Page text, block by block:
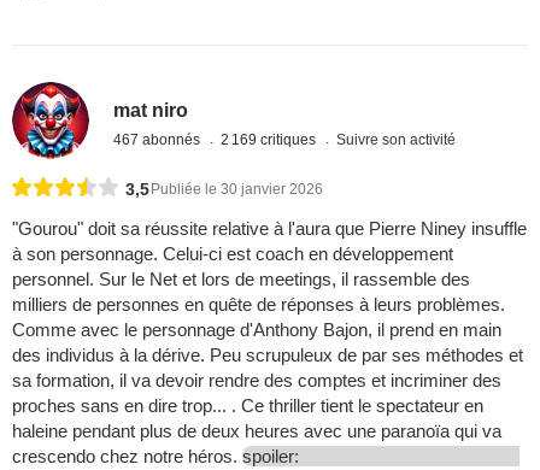
mat niro
467 abonnés 2 169 critiques Suivre son activité
3,5 Publiée le 30 janvier 2026
"Gourou" doit sa réussite relative à l'aura que Pierre Niney insuffle
à son personnage. Celui-ci est coach en développement
personnel. Sur le Net et lors de meetings, il rassemble des
milliers de personnes en quête de réponses à leurs problèmes.
Comme avec le personnage d'Anthony Bajon, il prend en main
des individus à la dérive. Peu scrupuleux de par ses méthodes et
sa formation, il va devoir rendre des comptes et incriminer des
proches sans en dire trop... . Ce thriller tient le spectateur en
haleine pendant plus de deux heures avec une paranoïa qui va
crescendo chez notre héros. spoiler: